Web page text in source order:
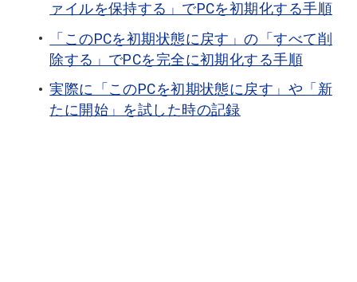
ァイルを保持する」でPCを初期化する手順
「このPCを初期状態に戻す」の「すべて削
除する」でPCを完全に初期化する手順
実際に「このPCを初期状態に戻す」や「新
たに開始」を試した時の記録